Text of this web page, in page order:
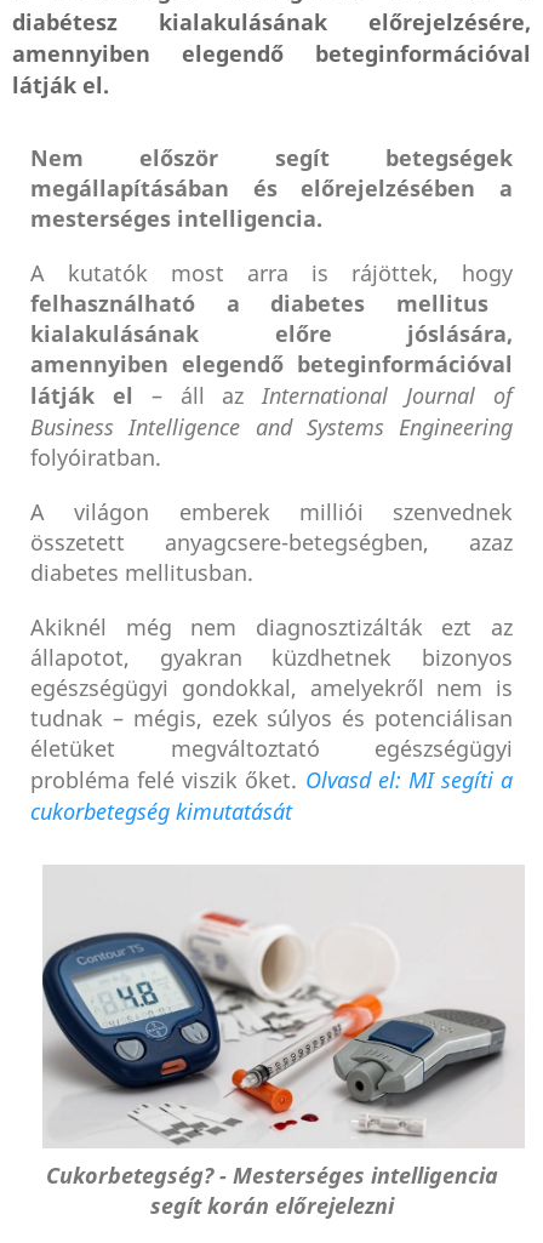
diabétesz kialakulásának előrejelzésére,
amennyiben elegendő beteginformációval
látják el.
Nem először segít betegségek
megállapításában és előrejelzésében a
mesterséges intelligencia.
A kutatók most arra is rájöttek, hogy
felhasználható a diabetes mellitus
kialakulásának előre jóslására,
amennyiben elegendő beteginformációval
látják el – áll azInternational Journal of
Business Intelligence and Systems Engineering
folyóiratban.
A világon emberek milliói szenvednek
összetett anyagcsere-betegségben, azaz
diabetes mellitusban.
Akiknél még nem diagnosztizálták ezt az
állapotot, gyakran küzdhetnek bizonyos
egészségügyi gondokkal, amelyekről nem is
tudnak – mégis, ezek súlyos és potenciálisan
életüket megváltoztató egészségügyi
probléma felé viszik őket. Olvasd el: MI segíti a
cukorbetegség kimutatását
Cukorbetegség? - Mesterséges intelligencia
segít korán előrejelezni